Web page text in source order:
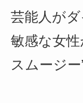
芸能人が
敏感な女
スムージー”